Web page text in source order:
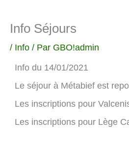
Info Séjours
/ Info / Par GBO!admin
Info du 14/01/2021
Le séjour à Métabief est
Les inscriptions pour
Les inscriptions pour Lège